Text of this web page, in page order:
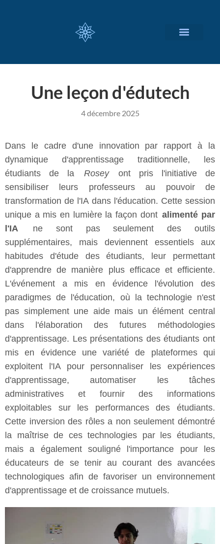
Une leçon d'édutech
4 décembre 2025
Dans le cadre d'une innovation par rapport à la
dynamique d'apprentissage traditionnelle, les
étudiants de la
Rosey
ont pris l'initiative de
sensibiliser leurs professeurs au pouvoir de
transformation de l'IA dans l'éducation. Cette session
unique a mis en lumière la façon dont alimenté par
l'IA
ne sont pas seulement des outils
supplémentaires, mais deviennent essentiels aux
habitudes d'étude des étudiants, leur permettant
d'apprendre de manière plus efficace et efficiente.
L'événement a mis en évidence l'évolution des
paradigmes de l'éducation, où la technologie n'est
pas simplement une aide mais un élément central
dans l'élaboration des futures méthodologies
d'apprentissage. Les présentations des étudiants ont
mis en évidence une variété de plateformes qui
exploitent l'IA pour personnaliser les expériences
d'apprentissage, automatiser les tâches
administratives et fournir des informations
exploitables sur les performances des étudiants.
Cette inversion des rôles a non seulement démontré
la maîtrise de ces technologies par les étudiants,
mais a également souligné l'importance pour les
éducateurs de se tenir au courant des avancées
technologiques afin de favoriser un environnement
d'apprentissage et de croissance mutuels.